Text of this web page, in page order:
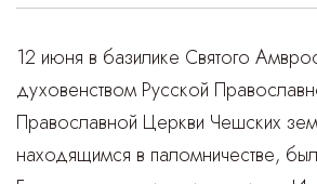
12 июня в базилике Святого
духовенством Русской
Православной Церкви Чешских
находящимся в паломничестве,